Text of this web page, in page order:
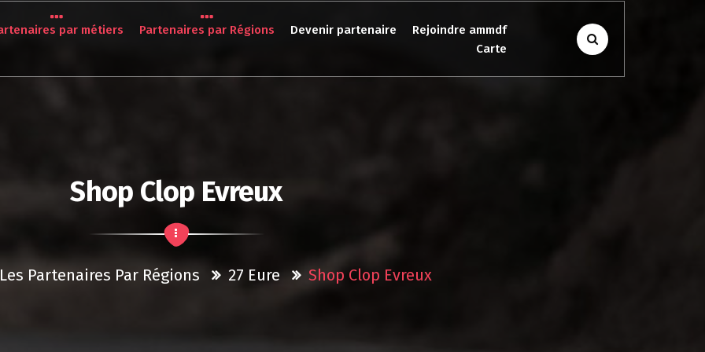
par métiers Partenaires par Régions Devenir partenaire
Rejoindre ammdf
Carte
Shop Clop Evreux
Les Partenaires Par Régions 27 Eure Shop Clop Evreux